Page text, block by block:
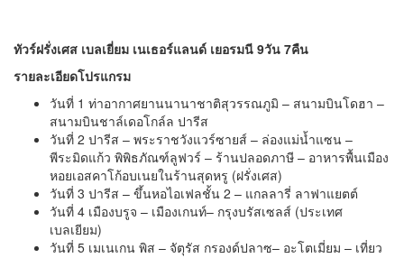
ทัวร์ฝรั่งเศส เบลเยี่ยม เนเธอร์แลนด์ เยอรมนี 9วัน 7คืน
รายละเอียดโปรแกรม
วันที่ 1 ท่าอากาศยานนานาชาติสุวรรณภูมิ – สนามบินโดฮา –
สนามบินชาล์เดอโกล์ล ปารีส
วันที่ 2 ปารีส – พระราชวังแวร์ซายส์ – ล่องแม่น้ำแซน –
พีระมิดแก้ว พิพิธภัณฑ์ลูฟวร์ – ร้านปลอดภาษี – อาหารพื้นเมือง
หอยเอสคาโก้อบเนยในร้านสุดหรู (ฝรั่งเศส)
วันที่ 3 ปารีส – ขึ้นหอไอเฟลชั้น 2 – แกลลารี่ ลาฟาแยตต์
วันที่ 4 เมืองบรูจ – เมืองเกนท์– กรุงบรัสเซลส์ (ประเทศ
เบลเยียม)
วันที่ 5 เมเนเกน พิส – จัตุรัส กรองด์ปลาซ– อะโตเมี่ยม – เที่ยว